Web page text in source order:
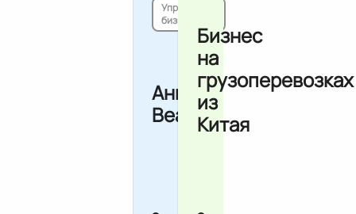
Управление
бизнесом
Ангелы
Beauty
Бизнес
на
грузоперевозках
из
Китая